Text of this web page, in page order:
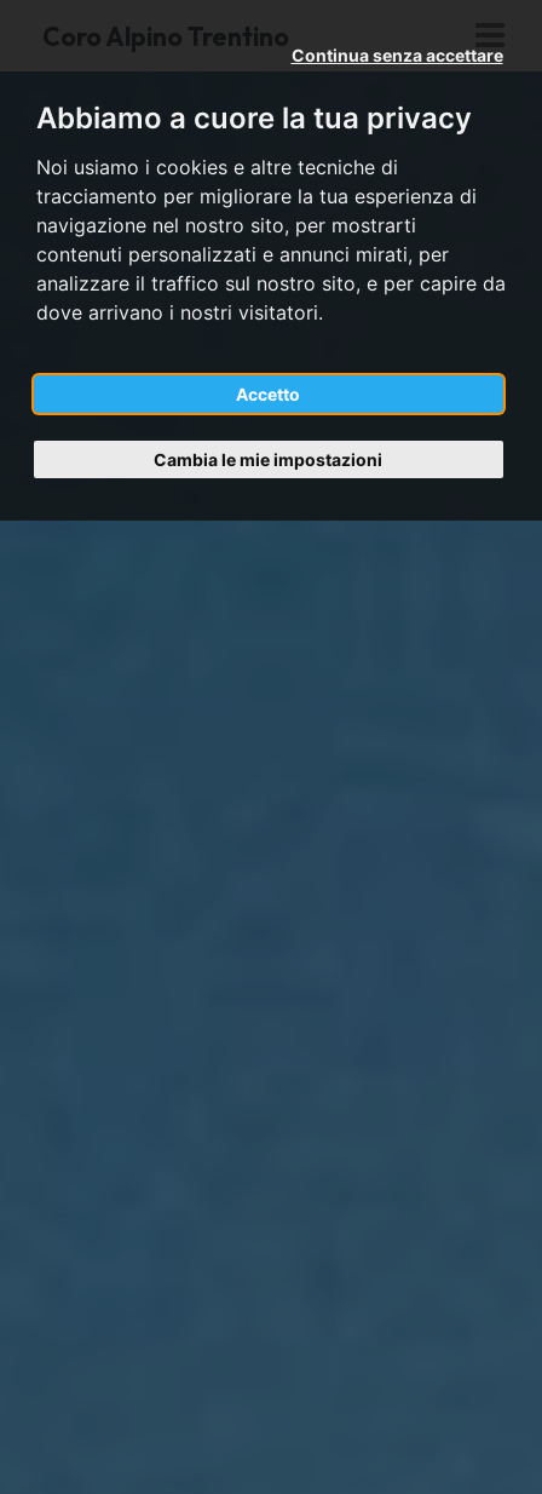
Abbiamo a cuore la tua privacy
Noi usiamo i cookies e altre tecniche di
tracciamento per migliorare la tua esperienza di
navigazione nel nostro sito, per mostrarti
contenuti personalizzati e annunci mirati, per
analizzare il traffico sul nostro sito, e per capire da
dove arrivano i nostri visitatori.
Accetto
Continua senza accettare
Cambia le mie impostazioni
Coro Alpino Trentino